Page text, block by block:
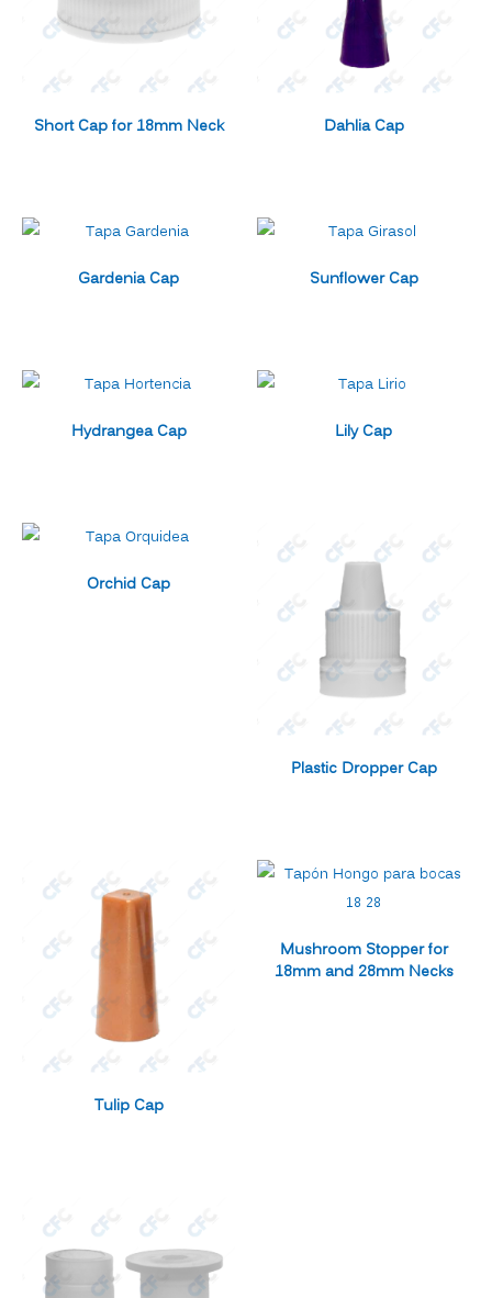
Short Cap for 18mm Neck Dahlia Cap
Gardenia Cap Sunflower Cap
Hydrangea Cap Lily Cap
Orchid Cap
Plastic Dropper Cap
Tulip Cap
Mushroom Stopper for
18mm and 28mm Necks